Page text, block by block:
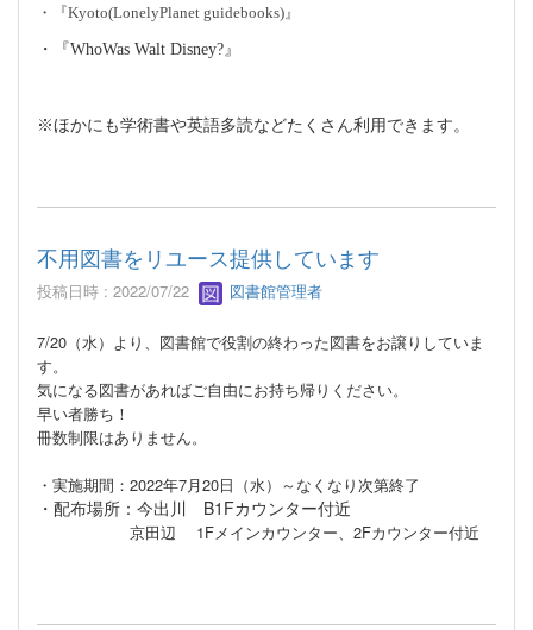
・『 Kyoto(LonelyPlanet guidebooks)』
・『WhoWas Walt Disney?』
※ほかにも学術書や英語多読などたくさん利用できます。
不用図書をリユース提供しています
投稿日時 : 2022/07/22 図書館管理者
7/20（水）より、図書館で役割の終わった図書をお譲りしていま
す。
気になる図書があればご自由にお持ち帰りください。
早い者勝ち！
冊数制限はありません。
・実施期間：2022年7月20日（水）～なくなり次第終了
・配布場所：今出川 B1Fカウンター付近
京田辺 1Fメインカウンター、2Fカウンター付近